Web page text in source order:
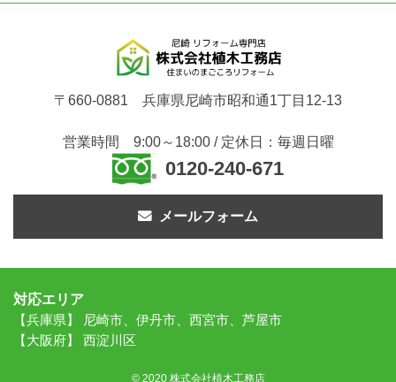
〒660-0881 兵庫県尼崎市昭和通1丁目12-13
営業時間 9:00～18:00 / 定休日：毎週日曜
0120-240-671
メールフォーム
対応エリア
【兵庫県】 尼崎市、伊丹市、西宮市、芦屋市
【大阪府】 西淀川区
© 2020 株式会社植木工務店